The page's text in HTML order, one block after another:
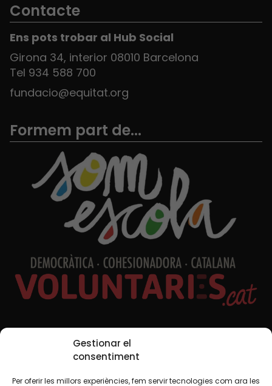
Gestionar el
consentiment
Per oferir les millors experiències, fem servir tecnologies com ara les
Contacte
Ens pots trobar al Hub Social
Girona 34, interior 08010 Barcelona
Tel 934 588 700
fundacio@equitat.org
Formem part de...
Xarxes Socials